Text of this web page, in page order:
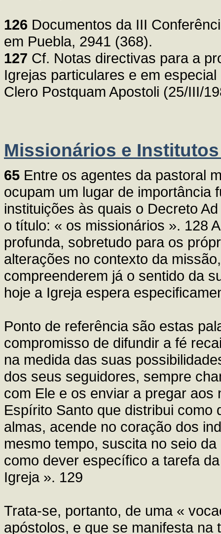
126 Documentos da III
em Puebla, 2941 (368).
127 Cf. Notas directivas para a
Igrejas particulares e em
Clero Postquam Apostoli (25/III/
Missionários e
65 Entre os agentes da pastoral
ocupam um lugar de importância
instituições às quais o Decreto
o título: « os missionários ». 128
profunda, sobretudo para os
alterações no contexto da
compreenderem já o sentido da
hoje a Igreja espera
Ponto de referência são estas
compromisso de difundir a fé
na medida das suas
dos seus seguidores, sempre
com Ele e os enviar a pregar
Espírito Santo que distribui
almas, acende no coração dos
mesmo tempo, suscita no seio
como dever específico a tarefa
Igreja ». 129
Trata-se, portanto, de uma «
apóstolos, e que se manifesta na